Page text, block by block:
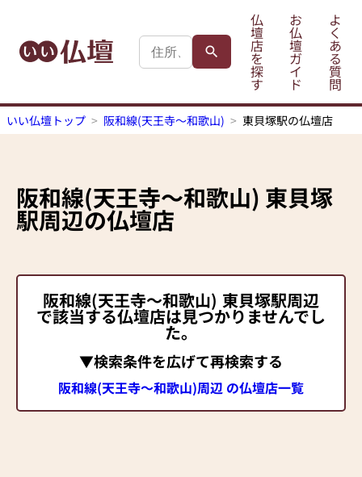
仏
壇
店
を
探
す
お
仏
壇
ガ
イ
ド
よ
く
あ
る
質
問
いい仏壇トップ 阪和線(天王寺～和歌山) 東貝塚駅の仏壇店
阪和線(天王寺～和歌山) 東貝塚
駅周辺の仏壇店
阪和線(天王寺～和歌山) 東貝塚駅周辺
で該当する仏壇店は見つかりませんでし
た。
▼検索条件を広げて再検索する
阪和線(天王寺～和歌山)周辺 の仏壇店一覧